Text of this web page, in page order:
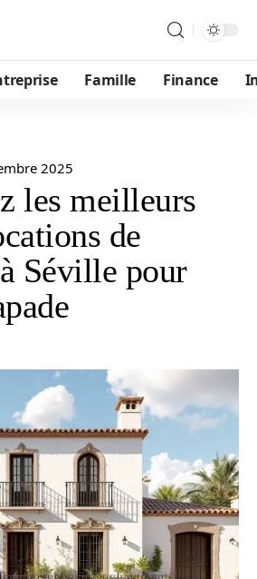
Famille Finance
2025
les meilleurs
de
Séville pour